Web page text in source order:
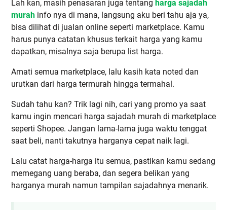
Lah kan, masih penasaran juga tentang harga sajadah
murah info nya di mana, langsung aku beri tahu aja ya,
bisa dilihat di jualan online seperti marketplace. Kamu
harus punya catatan khusus terkait harga yang kamu
dapatkan, misalnya saja berupa list harga.
Amati semua marketplace, lalu kasih kata noted dan
urutkan dari harga termurah hingga termahal.
Sudah tahu kan? Trik lagi nih, cari yang promo ya saat
kamu ingin mencari harga sajadah murah di marketplace
seperti Shopee. Jangan lama-lama juga waktu tenggat
saat beli, nanti takutnya harganya cepat naik lagi.
Lalu catat harga-harga itu semua, pastikan kamu sedang
memegang uang beraba, dan segera belikan yang
harganya murah namun tampilan sajadahnya menarik.